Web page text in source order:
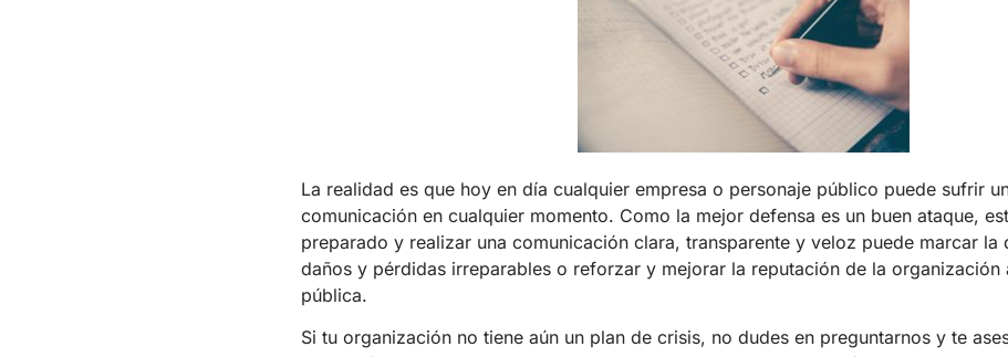
La realidad es que hoy en día cualquier empresa o personaje público puede sufrir
comunicación en cualquier momento. Como la mejor defensa es un buen ataque,
preparado y realizar una comunicación clara, transparente y veloz puede marcar la
daños y pérdidas irreparables o reforzar y mejorar la reputación de la organización
pública.
Si tu organización no tiene aún un plan de crisis, no dudes en preguntarnos y te